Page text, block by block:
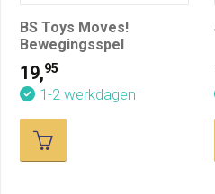
BS Toys Moves!
Bewegingsspel
19,95
1-2 werkdagen